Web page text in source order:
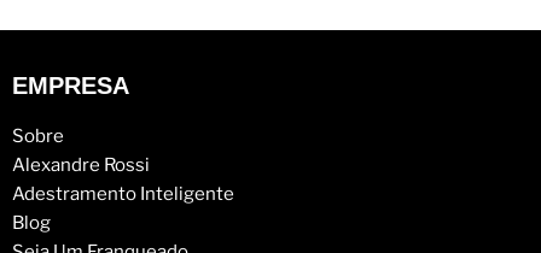
EMPRESA
Sobre
Alexandre Rossi
Adestramento Inteligente
Blog